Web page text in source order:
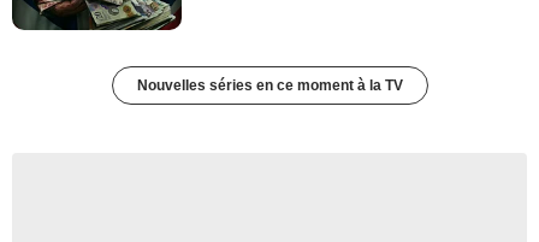
Nouvelles séries en ce moment à la TV